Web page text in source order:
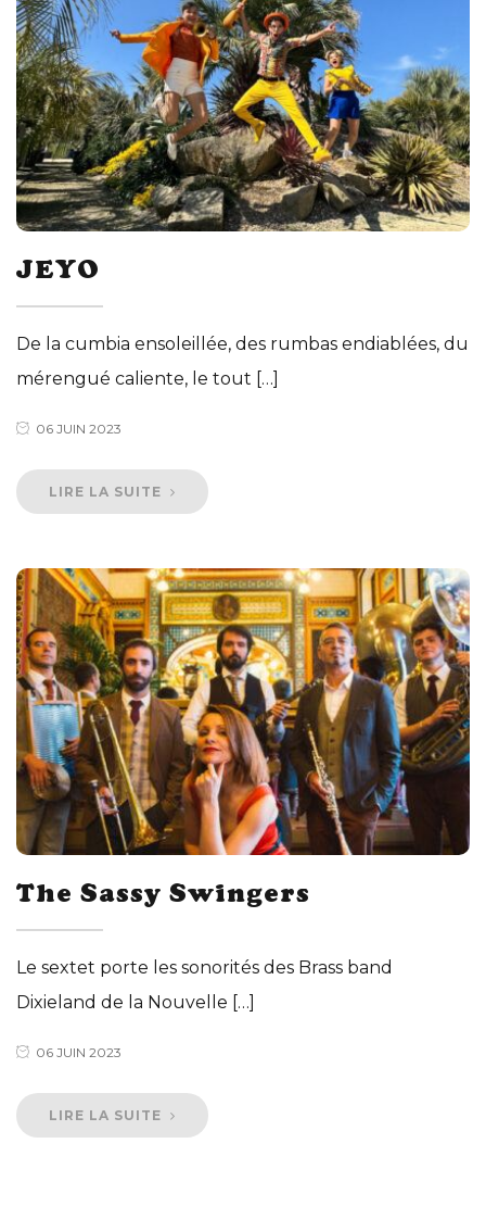
JEYO
De la cumbia ensoleillée, des rumbas endiablées, du
mérengué caliente, le tout […]
06 JUIN 2023
LIRE LA SUITE
The Sassy Swingers
Le sextet porte les sonorités des Brass band
Dixieland de la Nouvelle […]
06 JUIN 2023
LIRE LA SUITE